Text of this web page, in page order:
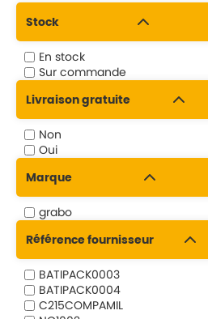
Stock
En stock
Sur commande
Livraison gratuite
Non
Oui
Marque
grabo
Référence fournisseur
BATIPACK0003
BATIPACK0004
C215COMPAMIL